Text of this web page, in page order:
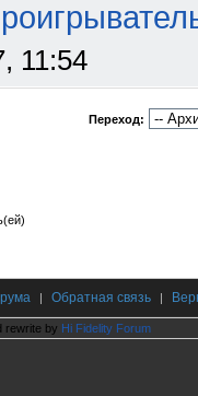
11:54
Переход:
| Обратная связь |
rewrite by Hi Fidelity Forum